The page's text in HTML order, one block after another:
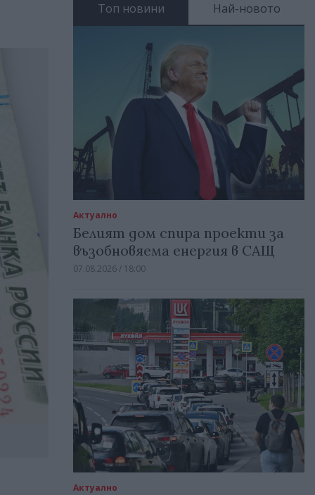
Топ новини Най-новото
Актуално
Белият дом спира проекти за
възобновяема енергия в САЩ
07.08.2026 / 18:00
Актуално